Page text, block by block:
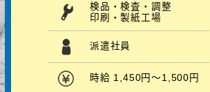
検品・検査・調整
印刷・製紙工場
派遣社員
時給 1,450円～1,500円